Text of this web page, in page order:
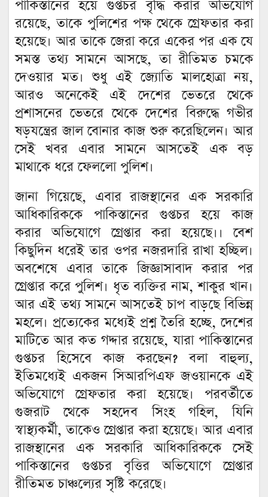
পাকিস্তানের হয়ে গুপ্তচর বৃদ্ধি করার অভিযোগ
রয়েছে, তাকে পুলিশের পক্ষ থেকে গ্রেফতার করা
হয়েছে। আর তাকে জেরা করে একের পর এক যে
সমস্ত তথ্য সামনে আসছে, তা রীতিমত চমকে
দেওয়ার মত। শুধু এই জ্যোতি মালহোত্রা নয়,
আরও অনেকেই এই দেশের ভেতরে থেকে
প্রশাসনের ভেতরে থেকে দেশের বিরুদ্ধে গভীর
ষড়যন্ত্রের জাল বোনার কাজ শুরু করেছিলেন। আর
সেই খবর এবার সামনে আসতেই এক বড়
মাথাকে ধরে ফেললো পুলিশ।
জানা গিয়েছে, এবার রাজস্থানের এক সরকারি
আধিকারিককে পাকিস্তানের গুপ্তচর হয়ে কাজ
করার অভিযোগে গ্রেপ্তার করা হয়েছে।। বেশ
কিছুদিন ধরেই তার ওপর নজরদারি রাখা হচ্ছিল।
অবশেষে এবার তাকে জিজ্ঞাসাবাদ করার পর
গ্রেপ্তার করে পুলিশ। ধৃত ব্যক্তির নাম, শাকুর খান।
আর এই তথ্য সামনে আসতেই চাপ বাড়ছে বিভিন্ন
মহলে। প্রত্যেকের মধ্যেই প্রশ্ন তৈরি হচ্ছে, দেশের
মাটিতে আর কত গদ্দার রয়েছে, যারা পাকিস্তানের
গুপ্তচর হিসেবে কাজ করছেন? বলা বাহুল্য,
ইতিমধ্যেই একজন সিআরপিএফ জওয়ানকে এই
অভিযোগে গ্রেফতার করা হয়েছে। পরবর্তীতে
গুজরাট থেকে সহদেব সিংহ গহিল, যিনি
স্বাস্থ্যকর্মী, তাকেও গ্রেপ্তার করা হয়েছে। আর এবার
রাজস্থানের এক সরকারি আধিকারিককে সেই
পাকিস্তানের গুপ্তচর বৃত্তির অভিযোগে গ্রেপ্তার
রীতিমত চাঞ্চল্যের সৃষ্টি করেছে।